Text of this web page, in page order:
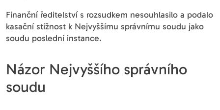
Finanční ředitelství s rozsudkem nesouhlasilo a podalo
kasační stížnost k Nejvyššímu správnímu soudu jako
soudu poslední instance.
Názor Nejvyššího správního
soudu